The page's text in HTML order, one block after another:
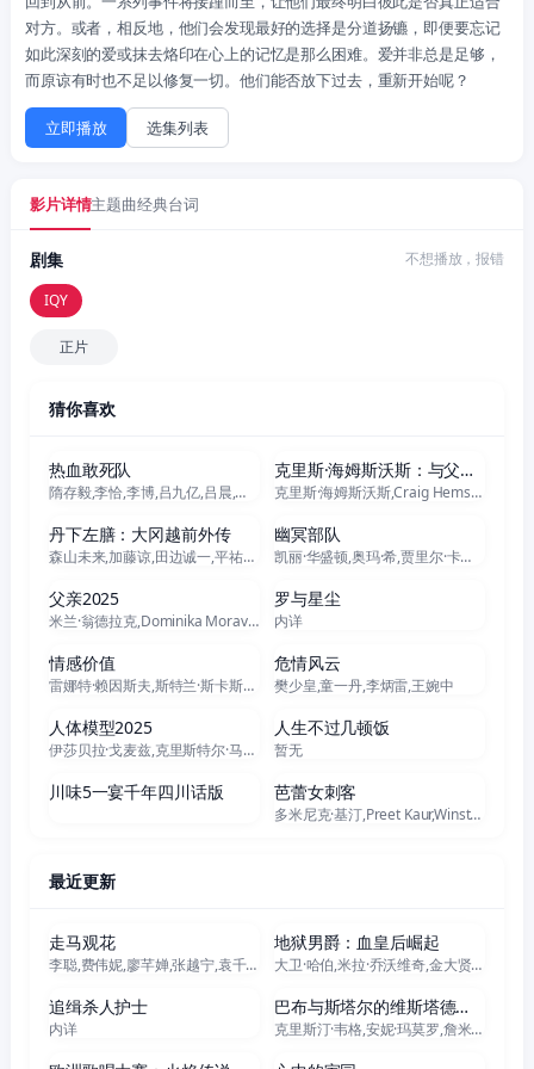
对方。或者，相反地，他们会发现最好的选择是分道扬镳，即便要忘记
如此深刻的爱或抹去烙印在心上的记忆是那么困难。爱并非总是足够，
而原谅有时也不足以修复一切。他们能否放下过去，重新开始呢？
立即播放 选集列表
影片详情主题曲经典台词
剧集 不想播放，报错
IQY
正片
猜你喜欢
热血敢死队
隋存毅,李恰,李博,吕九亿,吕晨,王锦,刘小宾,杨明,冯奕鸣
克里斯·海姆斯沃斯：与父亲的骑行之旅
克里斯·海姆斯沃斯,Craig Hemsworth,Leonie Hemsworth
正片
丹下左膳：大冈越前外传
森山未来,加藤谅,田边诚一,平祐奈,每熊克哉,榎木孝明,黑木华,宇梶刚士,高桥克典,福士诚治,相岛一之,田村亮,横内正
正片
幽冥部队
凯丽·华盛顿,奥玛·希,贾里尔·卡马拉,马克·斯特朗,达明·乔伊·伦道夫,马索·曼恩,马歇尔·库克,爱德·奎恩,马文·琼斯三世,杰内尔·史蒂文斯,萨拉·贝克,娜塔利娅·雷耶斯,安柚鑫,Carlos Rey del Castillo,奥特玛拉·马蕾罗,Jhon Calderon,Juan Sebastián Castañeda,Enzo Morales,Diego Caldas,杰克·塔珀
正片
父亲2025
米兰·翁德拉克,Dominika Moravkova,安娜·盖伊斯洛娃
正片
罗与星尘
内详
正片
情感价值
雷娜特·赖因斯夫,斯特兰·斯卡斯加德,英加·伊布斯多特·莉莉亚斯,艾丽·范宁,安德斯·丹尼尔森·李,加斯帕·克里斯滕森,莱娜·恩卓,科里·迈克尔·史密斯,凯瑟琳·科恩,Andreas Stoltenberg Granerud,Øyvind Hesjedal Loven,拉斯·瓦林格,Ida Marianne Vassbotn Klasson,Vilde Søyland,Sigrid Lorentzen Abelsnes,Mari Strand Ferstad,Eiril Tormodsdatter Sol
危情风云
樊少皇,童一丹,李炳雷,王婉中
正片
人体模型2025
伊莎贝拉·戈麦兹,克里斯特尔·马丁,林赛·拉旺希
全7集
人生不过几顿饭
暂无
全7集
川味5一宴千年四川话版 芭蕾女刺客
多米尼克·基汀,Preet Kaur,Winston Salk,Nicolas Sellar,罗西奥·斯科托,G. Anthony Joseph,Ignacio Alcala Jr.,Joe Kurak,Anthony J Cruz,Myesha Williams,Dani Chace,Kristopher Izquierdo,马里奥·庞塞
最近更新
走马观花
李聪,费伟妮,廖芊婵,张越宁,袁千山,高深
地狱男爵：血皇后崛起
大卫·哈伯,米拉·乔沃维奇,金大贤,伊恩·麦柯肖恩,埃利斯戴尔·皮特里,萨莎·莱恩,托马斯·哈登·丘奇,佩内洛普·米契尔,苏菲·奥康内多,布莱恩·格里森,克里斯蒂娜·克莱伯,阿什丽·艾德纳,道格拉斯·泰特,贝恩·科拉科,阿塔纳斯·斯雷布雷夫,凡妮莎·艾科尔兹,莱拉·莫尔斯
正片
追缉杀人护士
内详
正片
巴布与斯塔尔的维斯塔德尔玛之旅
克里斯汀·韦格,安妮·玛莫罗,詹米·多南,小达蒙·韦恩斯,迈克尔·希区柯克,科瓦米·帕特森,Reyn Doi,温迪·麦丽登·康薇,Mark Jonathan Davis,汤姆·伦克,汉克·罗杰森,福琼·费姆斯特,瓦妮莎·贝尔,菲利丝·史密斯,罗斯·阿卜杜,娜塔莎·埃斯卡,丸山凯伦,麦克·米勒,Adrian Makala,罗伯特·卡瓦佐斯
正片